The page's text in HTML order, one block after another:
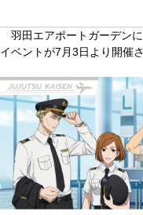
羽田エアポートガーデン
イベントが7月3日より開催さ